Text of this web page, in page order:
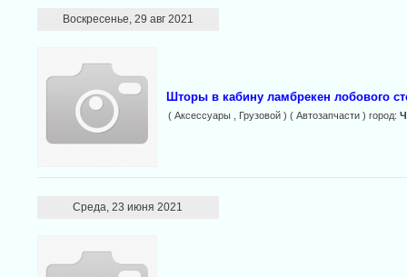
Воскресенье, 29 авг 2021
Шторы в кабину ламбрекен лобового
( Аксессуары , Грузовой ) ( Автозапчасти ) город:
Среда, 23 июня 2021